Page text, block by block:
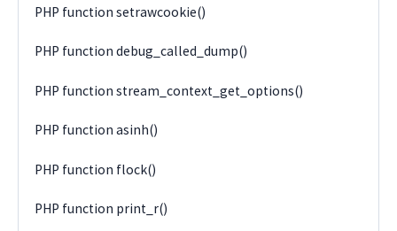
PHP function setrawcookie()
PHP function debug_called_dump()
PHP function stream_context_get_options()
PHP function asinh()
PHP function flock()
PHP function print_r()